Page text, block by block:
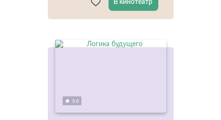
В кинотеатр
5.0